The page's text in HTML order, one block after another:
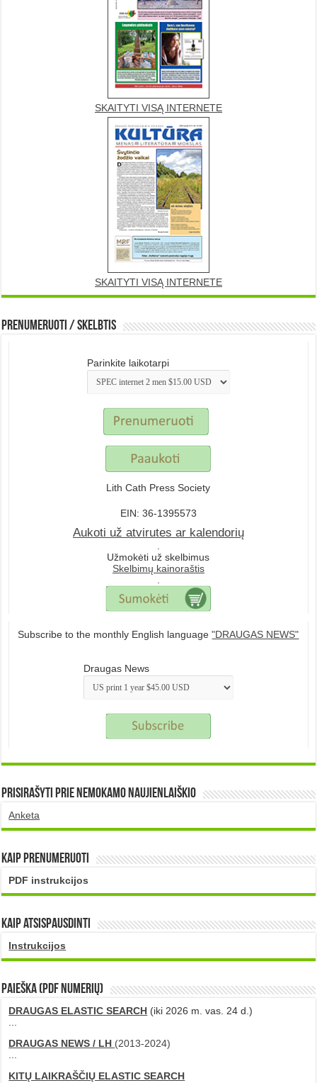
SKAITYTI VISĄ INTERNETE
SKAITYTI VISĄ INTERNETE
Prenumeruoti / Skelbtis
Parinkite laikotarpi
Lith Cath Press Society
EIN: 36-1395573
Aukoti už atvirutes ar kalendorių
.
Užmokėti už skelbimus
Skelbimų kainoraštis
.
Subscribe to the monthly English language"DRAUGAS NEWS"
Draugas News
Prisirašyti prie nemokamo naujienlaiškio
Anketa
Kaip prenumeruoti
PDF instrukcijos
Kaip atsispausdinti
Instrukcijos
PAIEŠKA (PDF numerių)
DRAUGAS ELASTIC SEARCH (iki 2026 m. vas. 24 d.)
DRAUGAS NEWS / LH (2013-2024)
KITŲ LAIKRAŠČIŲ ELASTIC SEARCH